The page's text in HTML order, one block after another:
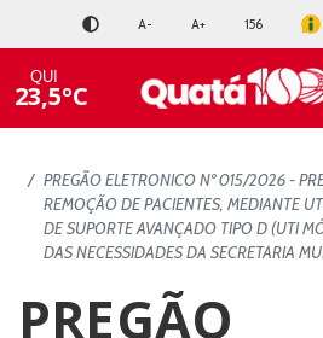
A- A+ 156
QUI
23,5ºC
PREGÃO ELETRONICO Nº 015/2026 -
REMOÇÃO DE PACIENTES, MEDIANTE
DE SUPORTE AVANÇADO TIPO D (UTI
DAS NECESSIDADES DA SECRETARIA
PREGÃO